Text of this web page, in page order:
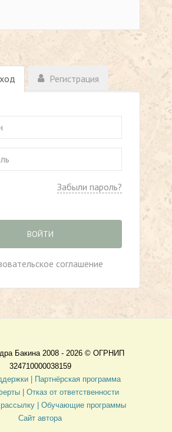
Регистрация
Забыли пароль?
ВОЙТИ
соглашение
Бакина 2008 - 2026 © ОГРНИП
324710000038159
|
Партнёрская программа
| Отказ от ответственности
| Обучающие программы
Сайт автора